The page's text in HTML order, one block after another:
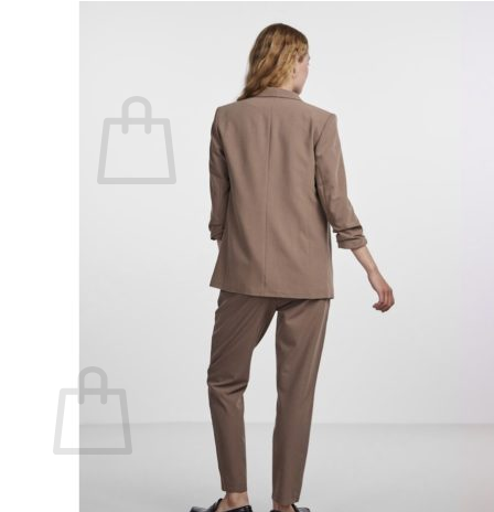
Ostoskori on tyhjä.
Takaisin kauppaan